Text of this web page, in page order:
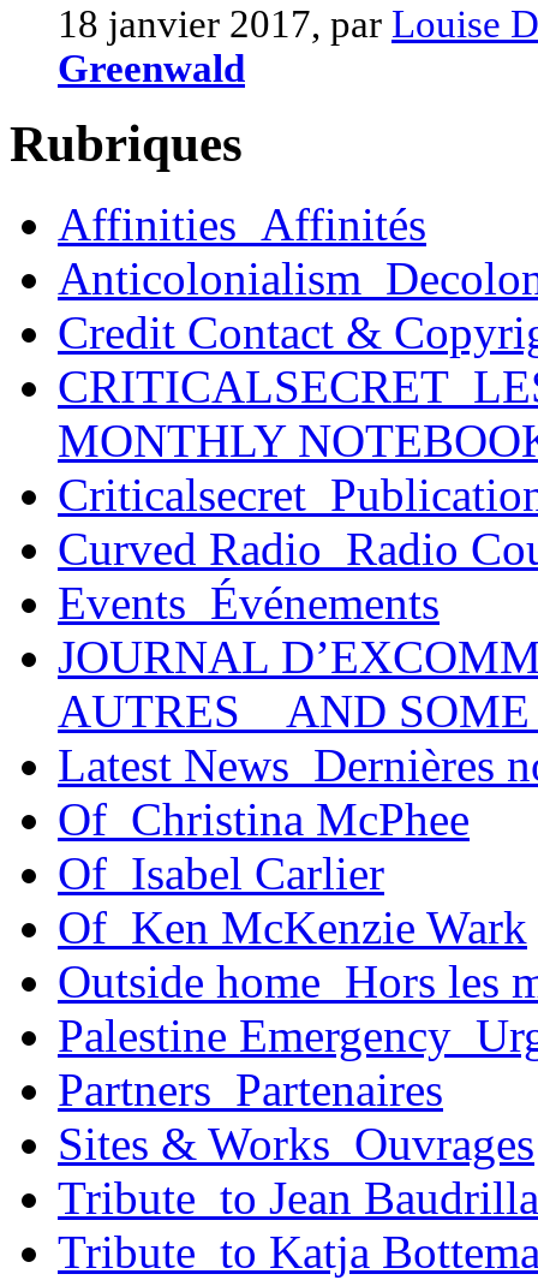
18 janvier 2017, par Louise
Greenwald
Rubriques
Affinities_Affinités
Credit Contact &
MONTHLY
Curved Radio_Radio
Events_Événements
JOURNAL
AUTRES _ AND
Latest News_Dernières
Of_Christina McPhee
Of_Isabel Carlier
Of_Ken McKenzie Wark
Outside home_Hors les
Palestine
Partners_Partenaires
Sites & Works_Ouvrages
Tribute_to Jean
Tribute_to Katja